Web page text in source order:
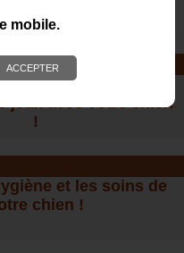
mobile.399,00 €
nouveautés pour
jeux avec votre chien
!
et les soins de
chien !